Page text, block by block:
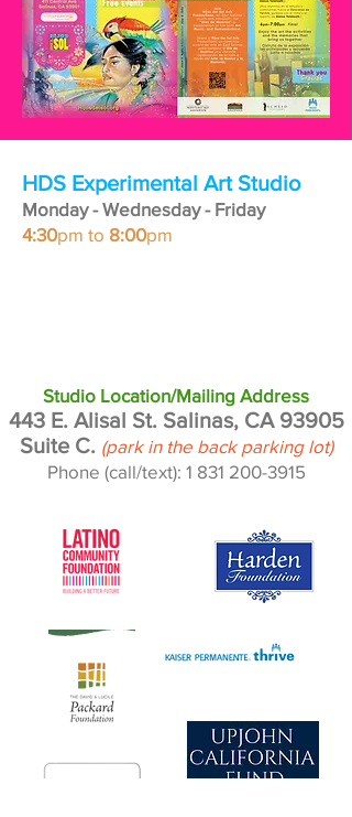
HDS Experimental Art Studio
Monday - Wednesday - Friday
4:30pm to 8:00pm
Studio Location/Mailing Address
443 E. Alisal St. Salinas, CA 93905
Suite C. (park in the back parking lot)
Phone (call/text): 1 831 200-3915